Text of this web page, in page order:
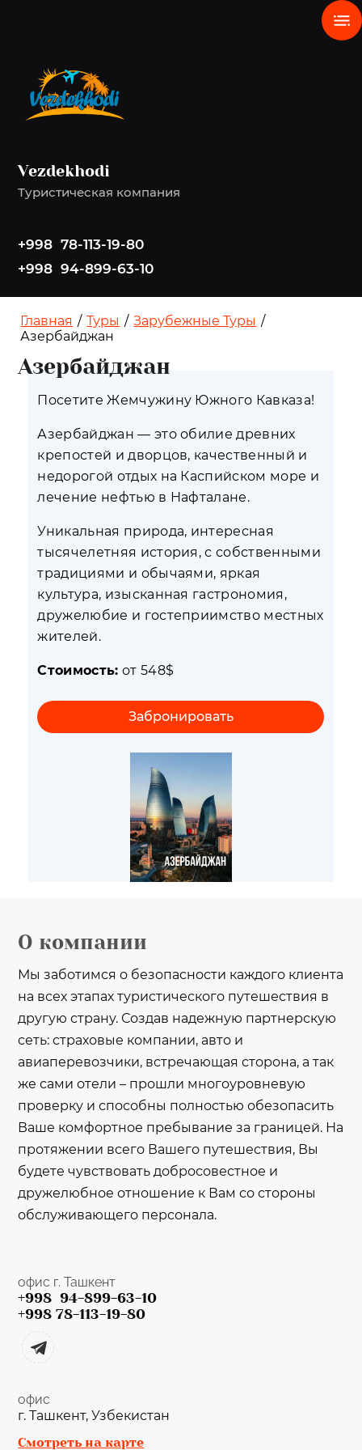
Vezdekhodi
Туристическая компания
+998 78-113-19-80
+998 94-899-63-10
Главная / Туры / Зарубежные Туры /
Азербайджан
Азербайджан
Посетите Жемчужину Южного Кавказа!
Азербайджан — это обилие древних
крепостей и дворцов, качественный и
недорогой отдых на Каспийском море и
лечение нефтью в Нафталане.
Уникальная природа, интересная
тысячелетняя история, с собственными
традициями и обычаями, яркая
культура, изысканная гастрономия,
дружелюбие и гостеприимство местных
жителей.
Стоимость: от 548$
Забронировать
О компании
Мы заботимся о безопасности каждого клиента
на всех этапах туристического путешествия в
другую страну. Создав надежную партнерскую
сеть: страховые компании, авто и
авиаперевозчики, встречающая сторона, а так
же сами отели – прошли многоуровневую
проверку и способны полностью обезопасить
Ваше комфортное пребывание за границей. На
протяжении всего Вашего путешествия, Вы
будете чувствовать добросовестное и
дружелюбное отношение к Вам со стороны
обслуживающего персонала.
офис г. Ташкент
+998 94-899-63-10
+998 78-113-19-80
офис
г. Ташкент, Узбекистан
Смотреть на карте